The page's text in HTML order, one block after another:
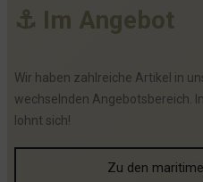
⚓ Im Angebot
Wir haben zahlreiche Artikel in
wechselnden Angebotsbereich.
lohnt sich!
Zu den